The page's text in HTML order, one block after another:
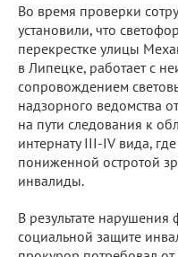
Во время проверки
установили, что
перекрестке улицы
в Липецке, работает с
сопровождением
надзорного ведомства
на пути следования к
интернату III-IV вида,
пониженной остротой
инвалиды.
В результате
социальной защите